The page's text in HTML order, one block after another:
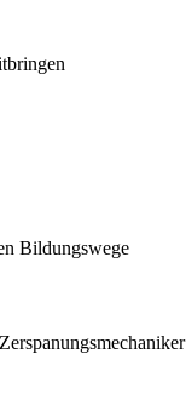
Bildungswege